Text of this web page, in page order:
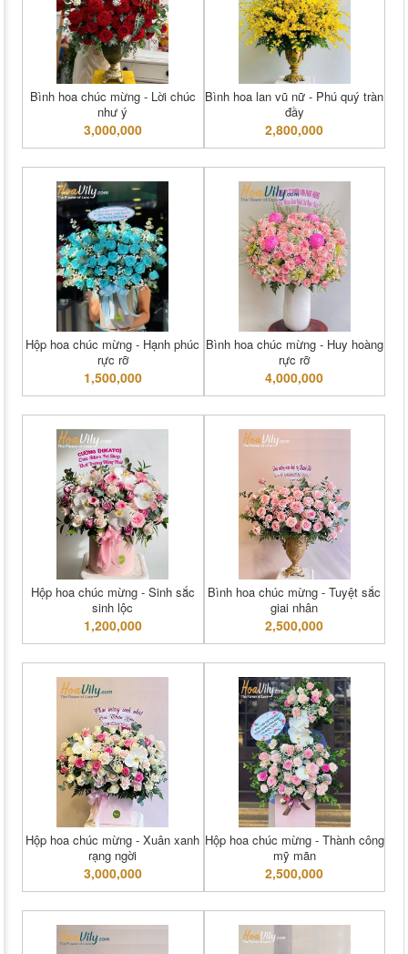
Bình hoa chúc mừng - Lời chúc
như ý
3,000,000
Bình hoa lan vũ nữ - Phú quý tràn
đầy
2,800,000
Hộp hoa chúc mừng - Hạnh phúc
rực rỡ
1,500,000
Bình hoa chúc mừng - Huy hoàng
rực rỡ
4,000,000
Hộp hoa chúc mừng - Sinh sắc
sinh lộc
1,200,000
Bình hoa chúc mừng - Tuyệt sắc
giai nhân
2,500,000
Hộp hoa chúc mừng - Xuân xanh
rạng ngời
3,000,000
Hộp hoa chúc mừng - Thành công
mỹ mãn
2,500,000